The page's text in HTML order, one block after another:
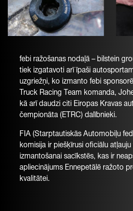
febi ražošanas nodaļā – bilstein
tiek izgatavoti arī īpaši
uzgriežņi, ko izmanto febi
Truck Racing Team komanda,
kā arī daudzi citi Eiropas Kravas
čempionāta (ETRC) dalībnieki.
FIA (Starptautiskās Automobiļu
komisija ir piešķīrusi oficiālu atļauju
izmantošanai sacīkstēs, kas ir
apliecinājums Ennepetālē ražoto
kvalitātei.